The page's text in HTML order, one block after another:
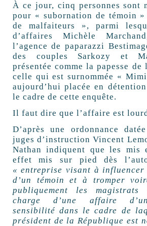
À ce jour, cinq personnes sont
pour « subornation de témoin
de malfaiteurs », parmi
d’affaires Michèle
l’agence de paparazzi
des couples Sarkozy et
présentée comme la papesse
celle qui est surnommée «
aujourd’hui placée en
le cadre de cette enquête.
Il faut dire que l’affaire est
D’après une ordonnance
juges d’instruction Vincent
Nathan indiquent que les mis
effet mis sur pied dès
« entreprise visant à
d’un témoin et à tromper
publiquement les magistrats
charge d’une affaire
sensibilité dans le cadre de
président de la République est